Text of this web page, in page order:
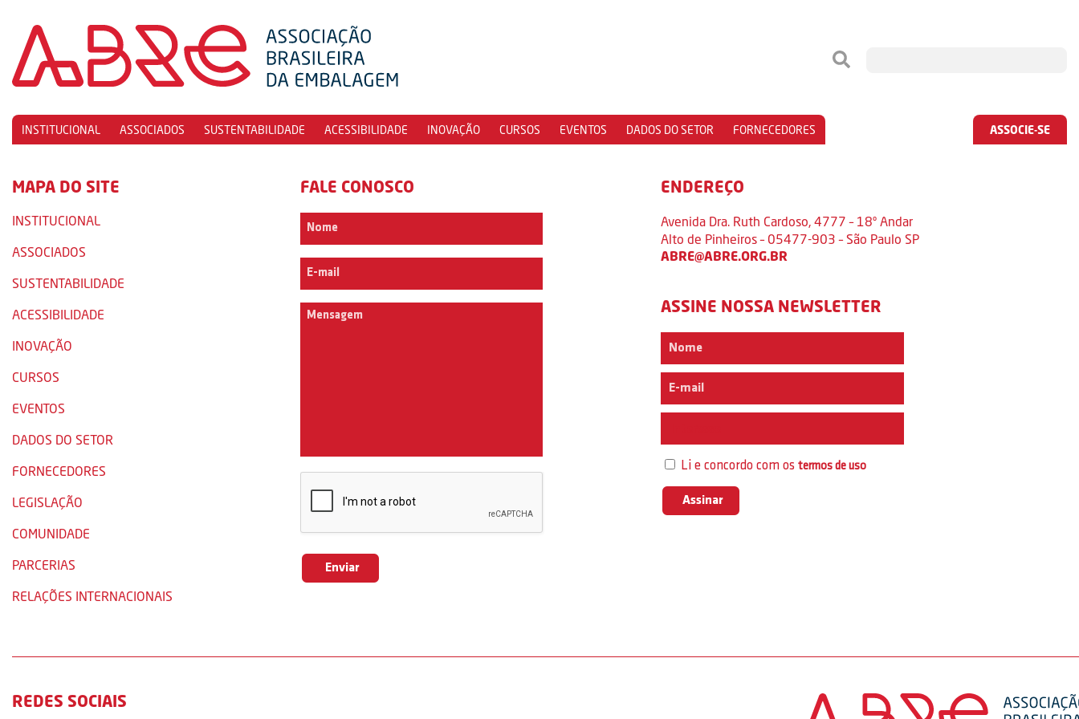
INSTITUCIONAL ASSOCIADOS SUSTENTABILIDADE ACESSIBILIDADE INOVAÇÃO CURSOS EVENTOS DADOS DO SETOR FORNECEDORES ASSOCIE-SE
MAPA DO SITE
INSTITUCIONAL
ASSOCIADOS
SUSTENTABILIDADE
ACESSIBILIDADE
INOVAÇÃO
CURSOS
EVENTOS
DADOS DO SETOR
FORNECEDORES
LEGISLAÇÃO
COMUNIDADE
PARCERIAS
RELAÇÕES INTERNACIONAIS
FALE CONOSCO ENDEREÇO
Avenida Dra. Ruth Cardoso, 4777 – 18º Andar
Alto de Pinheiros – 05477-903 – São Paulo SP
ABRE@ABRE.ORG.BR
ASSINE NOSSA NEWSLETTER
Li e concordo com ostermos de uso
REDES SOCIAIS